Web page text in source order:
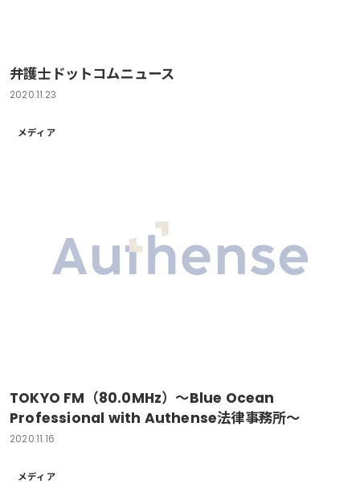
弁護士ドットコムニュース
2020.11.23
メディア
TOKYO FM（80.0MHz）～Blue Ocean
Professional with Authense法律事務所～
2020.11.16
メディア